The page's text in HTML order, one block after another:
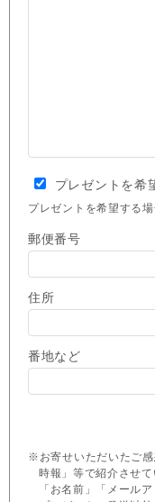
プレゼントを希
プレゼントを希望する
郵便番号
住所
番地など
※お寄せいただいたご
時報」等で紹介させ
「お名前」「メール